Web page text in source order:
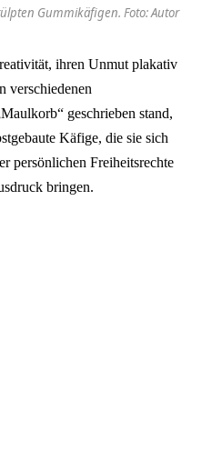
Gummikäfigen. Foto: Autor
ihren Unmut plakativ
verschiedenen
geschrieben stand,
Käfige, die sie sich
persönlichen Freiheitsrechte
bringen.